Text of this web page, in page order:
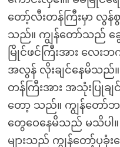
တော့်လီးတန်ကြီးမှာ လွ
သည်။ ကျွန်တော်သည် ခွ
မြိုင်ဖင်ကြီးအား လေး
အလွန် လိုးချင်နေမိသည်
တန်ကြီးအား အသုံးပြုချ
တော့ သည်။ ကျွန်တော်
တွေဝေနေမိသည် မသိပါ။
များသည် ကျွန်တော့်ပုခုံ